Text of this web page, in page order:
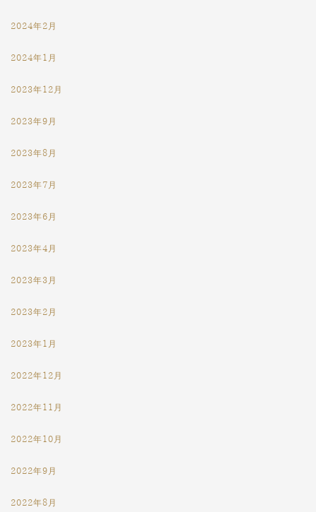
2024年2月
2024年1月
2023年12月
2023年9月
2023年8月
2023年7月
2023年6月
2023年4月
2023年3月
2023年2月
2023年1月
2022年12月
2022年11月
2022年10月
2022年9月
2022年8月